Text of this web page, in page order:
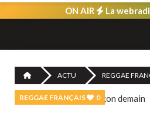
ON AIR La
ACTU REGGAE
REGGAE FRANÇAIS 0